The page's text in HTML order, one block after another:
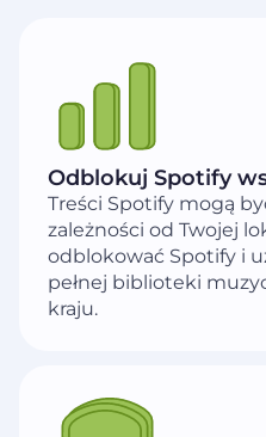
Odblokuj Spotify
Treści Spotify mogą
zależności od Twojej
odblokować Spotify i
pełnej biblioteki
kraju.